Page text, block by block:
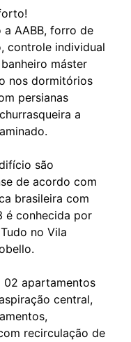
AABB, forro de
controle individual
máster
nos dormitórios
persianas
a
são
de acordo com
brasileira com
é conhecida por
no Vila
02 apartamentos
central,
recirculação de